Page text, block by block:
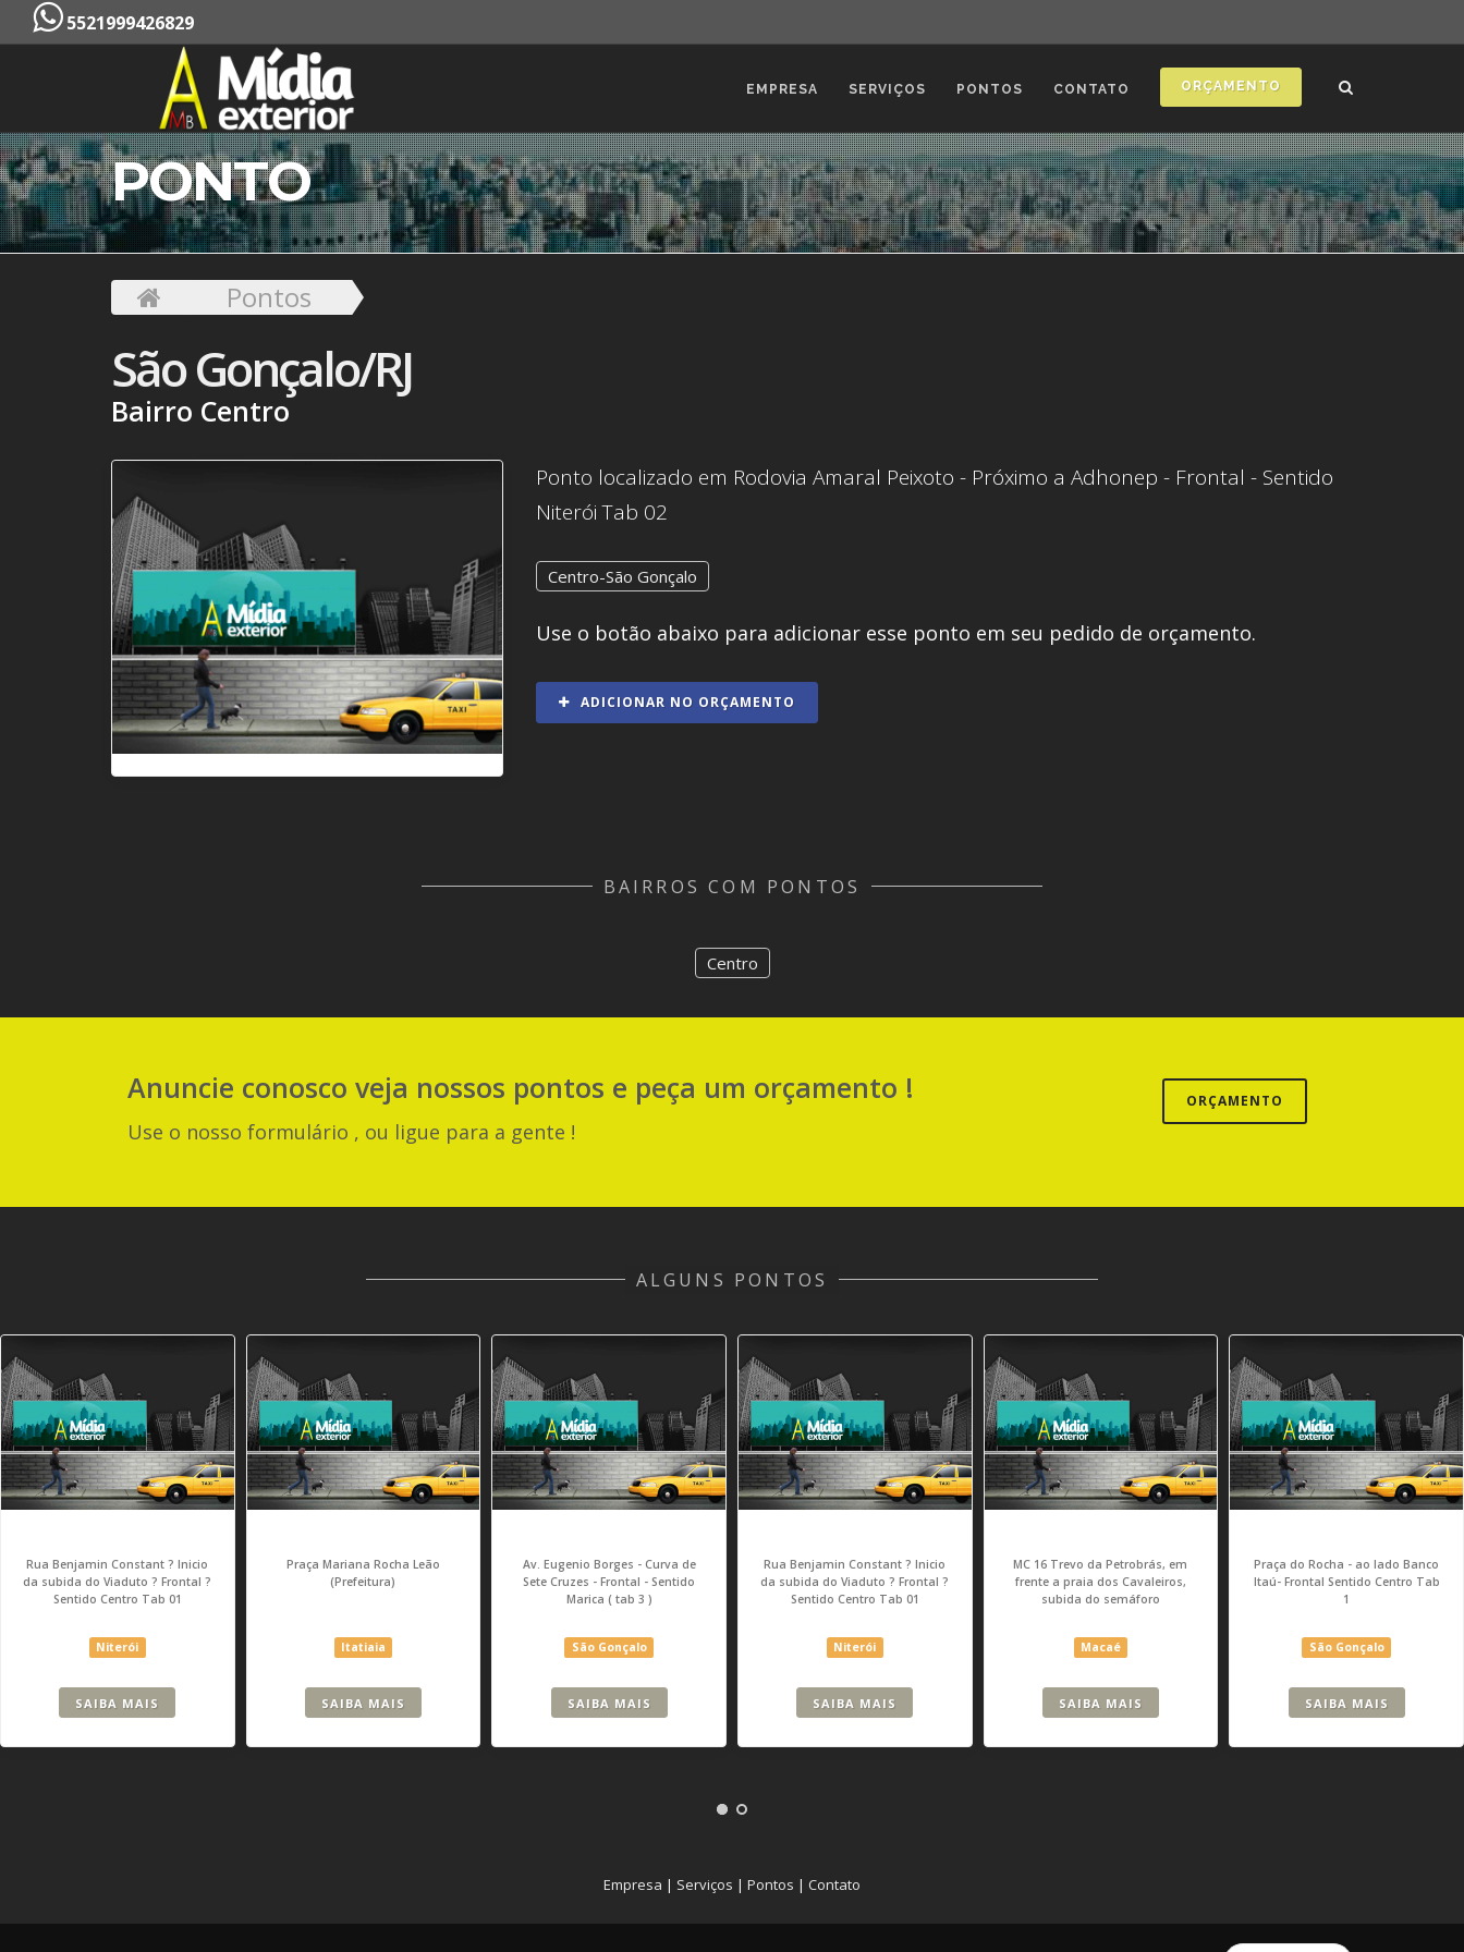
5521999426829
EMPRESA SERVIÇOS PONTOS CONTATO ORÇAMENTO
PONTO
Pontos
São Gonçalo/RJ
Bairro Centro
Ponto localizado em Rodovia Amaral Peixoto - Próximo a Adhonep - Frontal - Sentido
Niterói Tab 02
Centro-São Gonçalo
Use o botão abaixo para adicionar esse ponto em seu pedido de orçamento.
ADICIONAR NO ORÇAMENTO
BAIRROS COM PONTOS
Centro
Anuncie conosco veja nossos pontos e peça um orçamento !
Use o nosso formulário , ou ligue para a gente !
ORÇAMENTO
ALGUNS PONTOS
Rua Benjamin Constant ? Inicio
da subida do Viaduto ? Frontal ?
Sentido Centro Tab 01
Niterói
SAIBA MAIS
Praça Mariana Rocha Leão
(Prefeitura)
Itatiaia
SAIBA MAIS
Av. Eugenio Borges - Curva de
Sete Cruzes - Frontal - Sentido
Marica ( tab 3 )
São Gonçalo
SAIBA MAIS
Rua Benjamin Constant ? Inicio
da subida do Viaduto ? Frontal ?
Sentido Centro Tab 01
Niterói
SAIBA MAIS
MC 16 Trevo da Petrobrás, em
frente a praia dos Cavaleiros,
subida do semáforo
Macaé
SAIBA MAIS
Praça do Rocha - ao lado Banco
Itaú- Frontal Sentido Centro Tab
1
São Gonçalo
SAIBA MAIS
Empresa | Serviços | Pontos | Contato